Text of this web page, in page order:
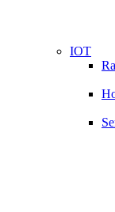
IOT